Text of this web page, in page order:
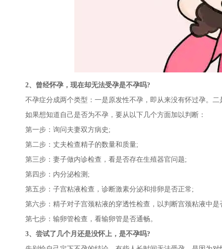
2、曾经怀孕，现在却无法受孕是不孕吗?
不孕症分成两个类型：一是原发性不孕，即从来没有怀过孕。二
如果想知道自己是否为不孕，要从以下几个方面加以判断：
第一步：询问夫妻双方病史;
第二步：丈夫检查精子的数量和质量;
第三步：妻子做内诊检查，看是否存在生殖器官问题;
第四步：内分泌检测;
第五步：子宫粘液检查，诊断激素分泌和排卵是否正常;
第六步：精子对子宫颈粘液的穿透性检查，以判断宫颈粘液中是
第七步：输卵管检查，看输卵管是否通畅。
3、尝试了几个月还是没怀上，是不孕吗?